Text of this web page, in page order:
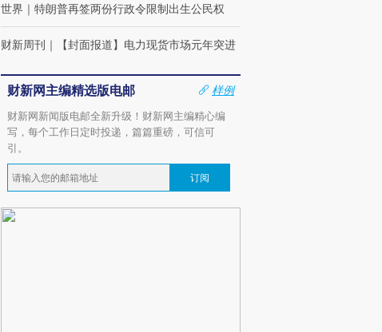
世界 ｜ 特朗普再签两份行政令限制出生公民权
财新周刊 ｜ 【封面报道】电力现货市场元年突进
财新网主编精选版电邮
样例
财新网新闻版电邮全新升级！财新网主编精心编
写，每个工作日定时投递，篇篇重磅，可信可
引。
订阅